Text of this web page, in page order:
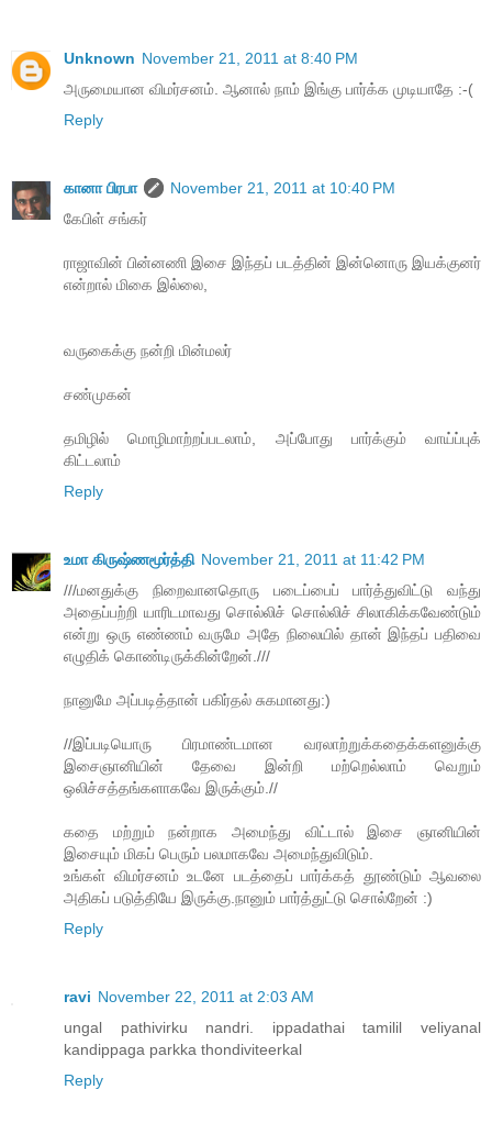
Unknown November 21, 2011 at 8:40 PM
அருமையான விமர்சனம். ஆனால் நாம் இங்கு பார்க்க முடியாதே :-(
Reply
கானா பிரபா
November 21, 2011 at 10:40 PM
கேபிள் சங்கர்
ராஜாவின் பின்னணி இசை இந்தப் படத்தின் இன்னொரு இயக்குனர்
என்றால் மிகை இல்லை,
வருகைக்கு நன்றி மின்மலர்
சண்முகன்
தமிழில் மொழிமாற்றப்படலாம், அப்போது பார்க்கும் வாய்ப்புக்
கிட்டலாம்
Reply
உமா கிருஷ்ணமூர்த்தி November 21, 2011 at 11:42 PM
///மனதுக்கு நிறைவானதொரு படைப்பைப் பார்த்துவிட்டு வந்து
அதைப்பற்றி யாரிடமாவது சொல்லிச் சொல்லிச் சிலாகிக்கவேண்டும்
என்று ஒரு எண்ணம் வருமே அதே நிலையில் தான் இந்தப் பதிவை
எழுதிக் கொண்டிருக்கின்றேன்.///
நானுமே அப்படித்தான் பகிர்தல் சுகமானது:)
//இப்படியொரு பிரமாண்டமான வரலாற்றுக்கதைக்களனுக்கு
இசைஞானியின் தேவை இன்றி மற்றெல்லாம் வெறும்
ஒலிச்சத்தங்களாகவே இருக்கும்.//
கதை மற்றும் நன்றாக அமைந்து விட்டால் இசை ஞானியின்
இசையும் மிகப் பெரும் பலமாகவே அமைந்துவிடும்.
உங்கள் விமர்சனம் உடனே படத்தைப் பார்க்கத் தூண்டும் ஆவலை
அதிகப் படுத்தியே இருக்கு.நானும் பார்த்துட்டு சொல்றேன் :)
Reply
ravi November 22, 2011 at 2:03 AM
ungal pathivirku nandri. ippadathai tamilil veliyanal
kandippaga parkka thondiviteerkal
Reply